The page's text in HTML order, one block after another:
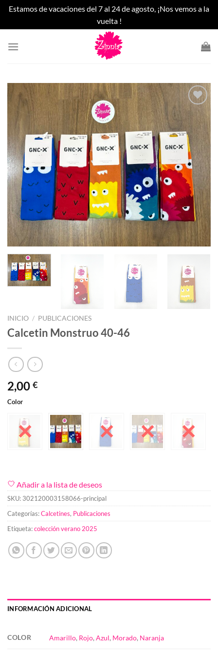
Estamos de vacaciones del 7 al 24 de agosto, ¡Nos vemos a la
vuelta !
Añadir
a la
lista
de
deseos
INICIO / PUBLICACIONES
Calcetin Monstruo 40-46
2,00 €
Color
Añadir a la lista de deseos
SKU: 302120003158066-principal
Categorías:Calcetines, Publicaciones
Etiqueta:colección verano 2025
INFORMACIÓN ADICIONAL
COLOR Amarillo, Rojo,Azul, Morado, Naranja